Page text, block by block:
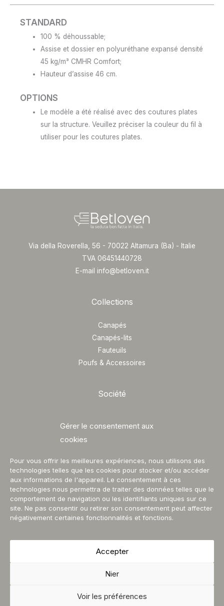
Gérer le consentement aux
cookies
Pour vous offrir les meilleures expériences, nous utilisons des
technologies telles que les cookies pour stocker et/ou accéder
aux informations de l'appareil. Le consentement à ces
technologies nous permettra de traiter des données telles que le
comportement de navigation ou les identifiants uniques sur ce
site. Ne pas consentir ou retirer son consentement peut affecter
négativement certaines fonctionnalités et fonctions.
Accepter
Nier
Voir les préférences
STANDARD
100 % déhoussable;
Assise et dossier en polyuréthane expansé densité
45 kg/m³ CMHR Comfort;
Hauteur d’assise 46 cm.
OPTIONS
Le modèle a été réalisé avec des coutures plates
sur la structure. Veuillez préciser la couleur du fil à
utiliser pour les coutures plates.
Via della Roverella, 56 - 70022 Altamura (Ba) - Italie
TVA 06451440728
E-mail info@betloven.it
Collections
Canapés
Canapés-lits
Fauteuils
Poufs & Accessoires
Société
Contacts
Suivez-nous
Facebook
Instagram
Conditions Générales d’Utilisation